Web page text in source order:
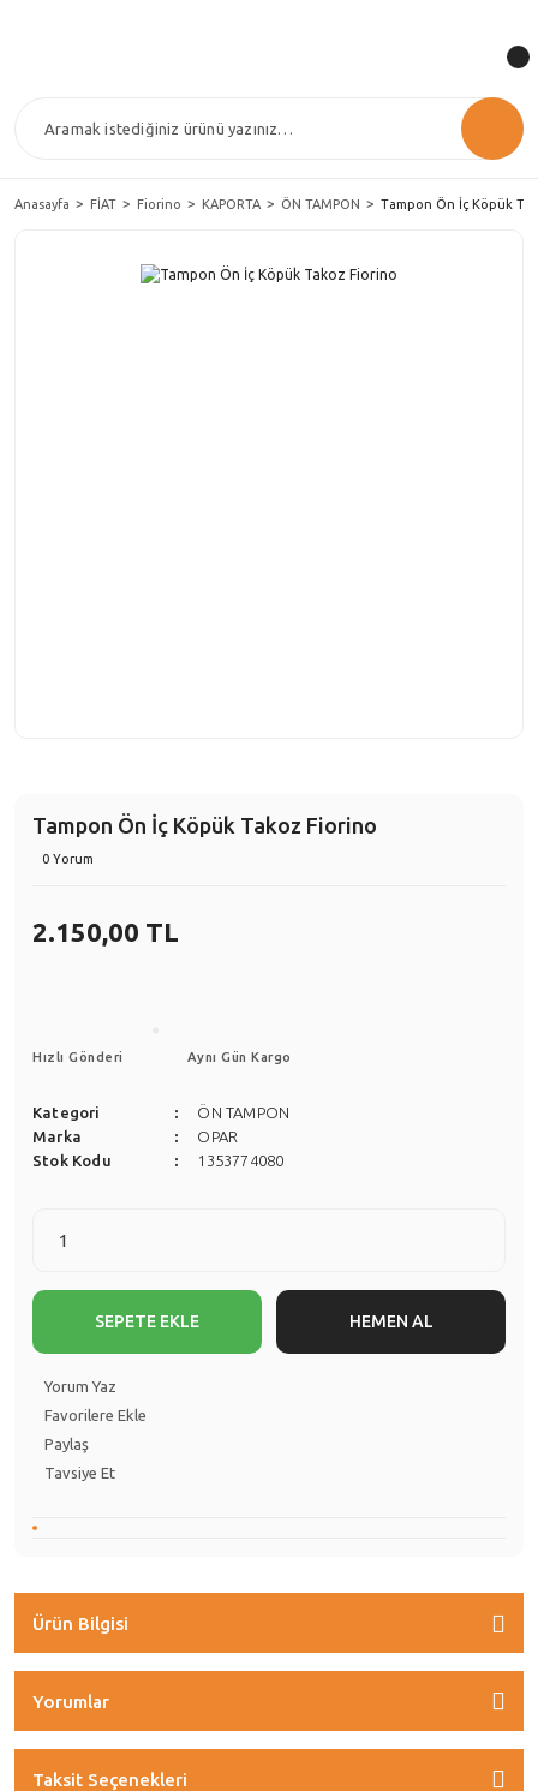
Anasayfa FİAT Fiorino KAPORTA ÖN TAMPON Tampon Ön İç Köpük
Tampon Ön İç Köpük Takoz Fiorino
0 Yorum
2.150,00 TL
Hızlı Gönderi Aynı Gün Kargo
Kategori
ÖN TAMPON
Marka
OPAR
Stok Kodu
1353774080
SEPETE EKLE HEMEN AL
Yorum Yaz
Paylaş
Tavsiye Et
Ürün Bilgisi
Yorumlar
Taksit Seçenekleri